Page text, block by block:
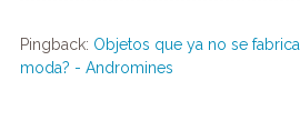
Pingback: Objetos que ya no se
moda? - Andromines